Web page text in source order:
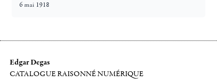
6 mai 1918
Edgar Degas
CATALOGUE RAISONNÉ NUMÉRIQUE